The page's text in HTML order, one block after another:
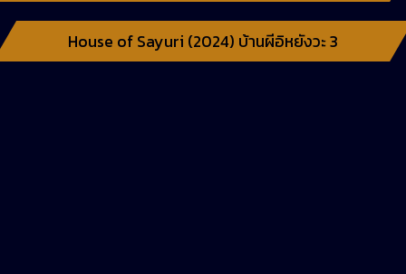
House of Sayuri (2024) บ้านผีอิหยังวะ 3